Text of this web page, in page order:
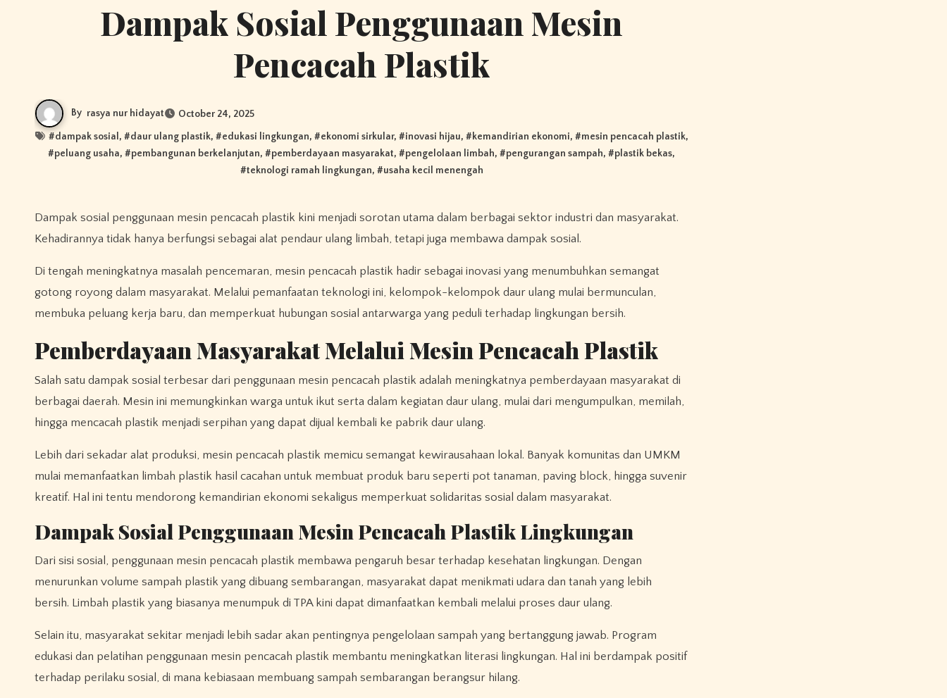
Dampak Sosial Penggunaan Mesin
Pencacah Plastik
By rasya nur hidayat October 24, 2025
#dampak sosial, #daur ulang plastik, #edukasi lingkungan, #ekonomi sirkular, #inovasi hijau, #kemandirian ekonomi, #mesin pencacah plastik,
#peluang usaha, #pembangunan berkelanjutan, #pemberdayaan masyarakat, #pengelolaan limbah, #pengurangan sampah, #plastik bekas,
#teknologi ramah lingkungan, #usaha kecil menengah
Dampak sosial penggunaan mesin pencacah plastik kini menjadi sorotan utama dalam berbagai sektor industri dan masyarakat.
Kehadirannya tidak hanya berfungsi sebagai alat pendaur ulang limbah, tetapi juga membawa dampak sosial.
Di tengah meningkatnya masalah pencemaran, mesin pencacah plastik hadir sebagai inovasi yang menumbuhkan semangat
gotong royong dalam masyarakat. Melalui pemanfaatan teknologi ini, kelompok-kelompok daur ulang mulai bermunculan,
membuka peluang kerja baru, dan memperkuat hubungan sosial antarwarga yang peduli terhadap lingkungan bersih.
Pemberdayaan Masyarakat Melalui Mesin Pencacah Plastik
Salah satu dampak sosial terbesar dari penggunaan mesin pencacah plastik adalah meningkatnya pemberdayaan masyarakat di
berbagai daerah. Mesin ini memungkinkan warga untuk ikut serta dalam kegiatan daur ulang, mulai dari mengumpulkan, memilah,
hingga mencacah plastik menjadi serpihan yang dapat dijual kembali ke pabrik daur ulang.
Lebih dari sekadar alat produksi, mesin pencacah plastik memicu semangat kewirausahaan lokal. Banyak komunitas dan UMKM
mulai memanfaatkan limbah plastik hasil cacahan untuk membuat produk baru seperti pot tanaman, paving block, hingga suvenir
kreatif. Hal ini tentu mendorong kemandirian ekonomi sekaligus memperkuat solidaritas sosial dalam masyarakat.
Dampak Sosial Penggunaan Mesin Pencacah Plastik Lingkungan
Dari sisi sosial, penggunaan mesin pencacah plastik membawa pengaruh besar terhadap kesehatan lingkungan. Dengan
menurunkan volume sampah plastik yang dibuang sembarangan, masyarakat dapat menikmati udara dan tanah yang lebih
bersih. Limbah plastik yang biasanya menumpuk di TPA kini dapat dimanfaatkan kembali melalui proses daur ulang.
Selain itu, masyarakat sekitar menjadi lebih sadar akan pentingnya pengelolaan sampah yang bertanggung jawab. Program
edukasi dan pelatihan penggunaan mesin pencacah plastik membantu meningkatkan literasi lingkungan. Hal ini berdampak positif
terhadap perilaku sosial, di mana kebiasaan membuang sampah sembarangan berangsur hilang.